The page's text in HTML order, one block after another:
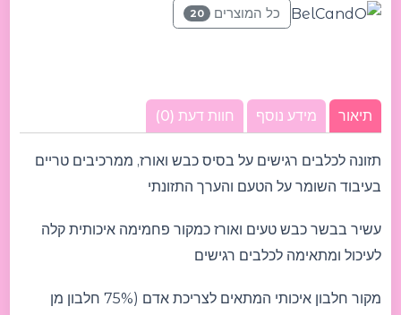
כל המוצרים 20
תיאור מידע נוסף חוות דעת (0)
תזונה לכלבים רגישים על בסיס כבש ואורז, ממרכיבים טריים
בעיבוד השומר על הטעם והערך התזונתי
עשיר בבשר כבש טעים ואורז כמקור פחמימה איכותית קלה
לעיכול ומתאימה לכלבים רגישים
מקור חלבון איכותי המתאים לצריכת אדם (75% חלבון מן